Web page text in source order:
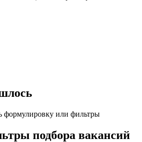
формулировку или фильтры
подбора вакансий